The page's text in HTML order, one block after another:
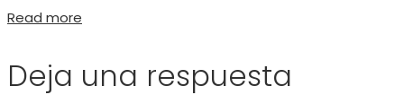
Read more
Deja una respuesta